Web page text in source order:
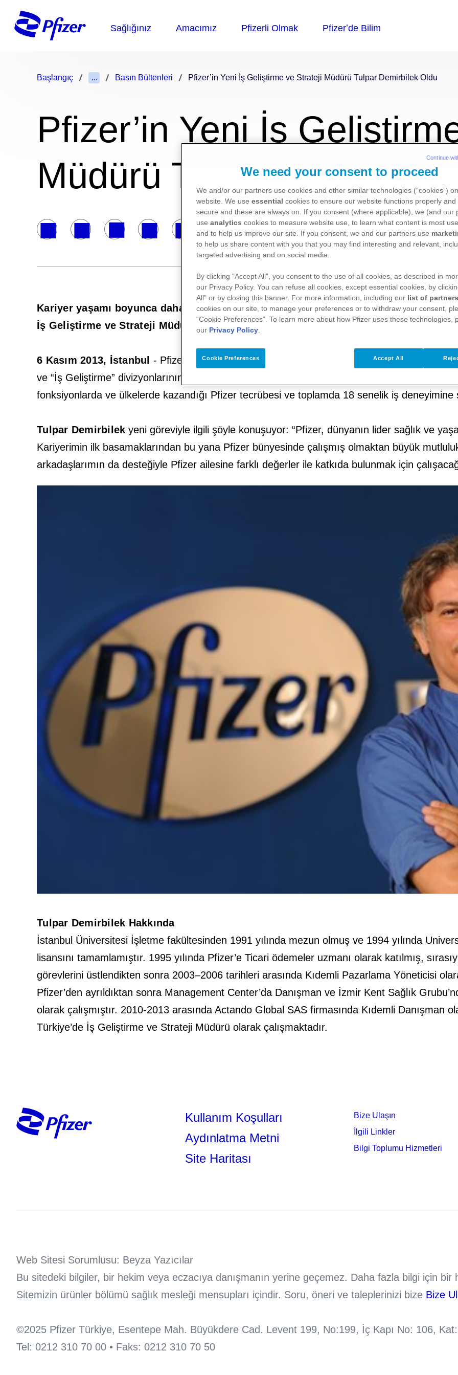
Başlangıç ... Basın Bültenleri Pfizer’in Yeni İş Geliştirme ve Strateji Müdürü Tulpar Demirbilek Oldu
Pfizer’in Yeni İş
Müdürü Tulpar
Kariyer yaşamı boyunca daha önce de Pfizer’de çeşitli kademelerde görev almış
İş Geliştirme ve Strateji Müdürü oldu.
6 Kasım 2013, İstanbul - Pfizer’in iş ihtiyaçları ve global yapılanmasına paralel olarak tek
ve “İş Geliştirme” divizyonlarının başına eski bir Pfizerli olan Tulpar Demirbilek getirildi.
fonksiyonlarda ve ülkelerde kazandığı Pfizer tecrübesi ve toplamda 18 senelik iş
Tulpar Demirbilek yeni göreviyle ilgili şöyle konuşuyor: “Pfizer, dünyanın lider sağlık ve
Kariyerimin ilk basamaklarından bu yana Pfizer bünyesinde çalışmış olmaktan büyük
arkadaşlarımın da desteğiyle Pfizer ailesine farklı değerler ile katkıda bulunmak için
Tulpar Demirbilek Hakkında
İstanbul Üniversitesi İşletme fakültesinden 1991 yılında mezun olmuş ve 1994 yılında
lisansını tamamlamıştır. 1995 yılında Pfizer’e Ticari ödemeler uzmanı olarak katılmış,
görevlerini üstlendikten sonra 2003–2006 tarihleri arasında Kıdemli Pazarlama Yöneticisi
Pfizer’den ayrıldıktan sonra Management Center’da Danışman ve İzmir Kent Sağlık
olarak çalışmıştır. 2010-2013 arasında Actando Global SAS firmasında Kıdemli Danışman
Türkiye’de İş Geliştirme ve Strateji Müdürü olarak çalışmaktadır.
Kullanım Koşulları
Aydınlatma Metni
Site Haritası
Bize Ulaşın
İlgili Linkler
Bilgi Toplumu Hizmetleri
Web Sitesi Sorumlusu: Beyza Yazıcılar
Bu sitedeki bilgiler, bir hekim veya eczacıya danışmanın yerine geçemez. Daha fazla bilgi için
Sitemizin ürünler bölümü sağlık mesleği mensupları içindir. Soru, öneri ve taleplerinizi bize Bize
©2025 Pfizer Türkiye, Esentepe Mah. Büyükdere Cad. Levent 199, No:199, İç Kapı No: 106,
Tel: 0212 310 70 00 • Faks: 0212 310 70 50
We need your consent to proceed
We and/or our partners use cookies and other similar technologies (“cookies”)
website. We use essential cookies to ensure our website functions properly and
secure and these are always on. If you consent (where applicable), we (and our
use analytics cookies to measure website use, to learn what content is most
and to help us improve our site. If you consent, we and our partners use
to help us share content with you that you may find interesting and relevant,
targeted advertising and on social media.
By clicking "Accept All", you consent to the use of all cookies, as described in
our Privacy Policy. You can refuse all cookies, except essential cookies, by
All" or by closing this banner. For more information, including our list of partners
cookies on our site, to manage your preferences or to withdraw your consent,
“Cookie Preferences”. To learn more about how Pfizer uses these technologies,
our Privacy Policy
Cookie Preferences Accept All
Continue